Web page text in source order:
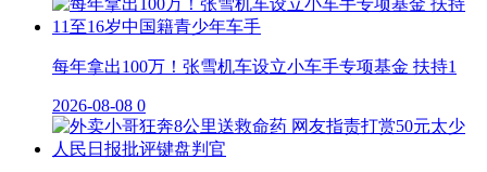
每年拿出100万！张雪机车设立小车手专项基金 扶持1
2026-08-08 0